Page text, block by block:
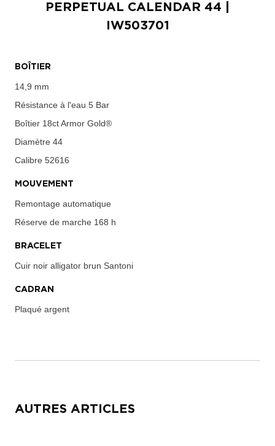
PERPETUAL CALENDAR 44
IW503701
BOÎTIER
14,9 mm
Résistance à l'eau 5 Bar
Boîtier 18ct Armor Gold®
Diamètre 44
Calibre 52616
MOUVEMENT
Remontage automatique
Réserve de marche 168 h
BRACELET
Cuir noir alligator brun Santoni
CADRAN
Plaqué argent
AUTRES ARTICLES